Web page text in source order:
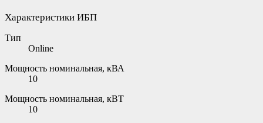
Характеристики ИБП
Тип
Online
Мощность номинальная, кВА
10
Мощность номинальная, кВТ
10